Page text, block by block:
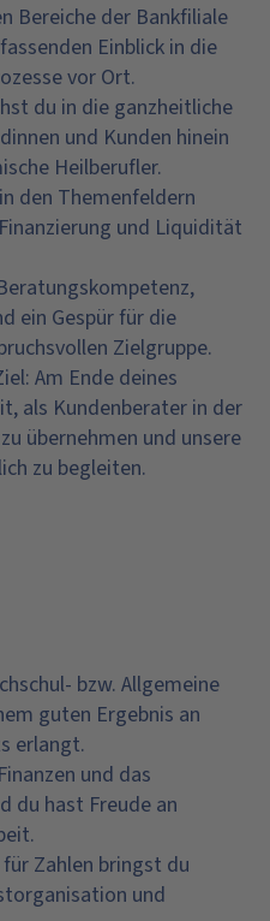
Bereiche der Bankfiliale
Einblick in die
vor Ort.
du in die ganzheitliche
und Kunden hinein
Heilberufler.
den Themenfeldern
und Liquidität
ein Gespür für die
Zielgruppe.
Am Ende deines
als Kundenberater in der
übernehmen und unsere
zu begleiten.
bzw. Allgemeine
guten Ergebnis an
erlangt.
und das
du hast Freude an
Zahlen bringst du
und